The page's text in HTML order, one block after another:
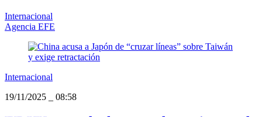
Internacional
Agencia EFE
Internacional
19/11/2025
08:58